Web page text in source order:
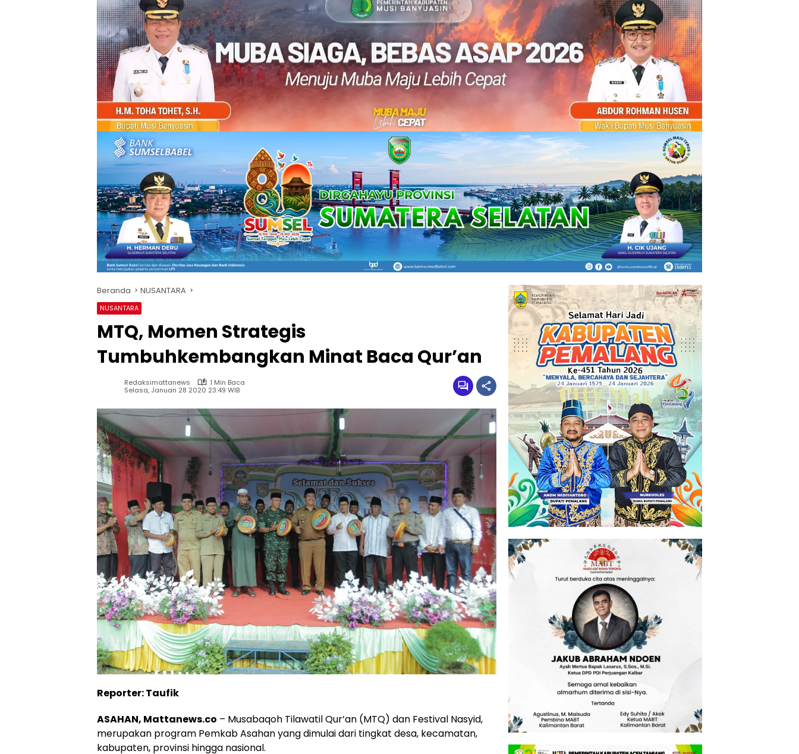
Beranda NUSANTARA
NUSANTARA
MTQ, Momen Strategis
Tumbuhkembangkan Minat Baca Qur’an
Redaksimattanews
1 Min Baca
Selasa, Januari 28 2020 23:49 WIB
Reporter: Taufik
ASAHAN, Mattanews.co – Musabaqoh Tilawatil Qur’an (MTQ) dan Festival Nasyid,
merupakan program Pemkab Asahan yang dimulai dari tingkat desa, kecamatan,
kabupaten, provinsi hingga nasional.